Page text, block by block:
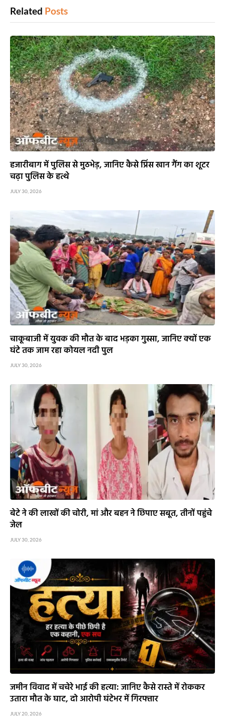
Related Posts
हजारीबाग में पुलिस से मुठभेड़, जानिए कैसे प्रिंस खान गैंग का शूटर
चढ़ा पुलिस के हत्थे
JULY 30, 2026
चाकूबाजी में युवक की मौत के बाद भड़का गुस्सा, जानिए क्यों एक
घंटे तक जाम रहा कोयल नदी पुल
JULY 30, 2026
बेटे ने की लाखों की चोरी, मां और बहन ने छिपाए सबूत, तीनों पहुंचे
जेल
JULY 30, 2026
जमीन विवाद में चचेरे भाई की हत्या: जानिए कैसे रास्ते में रोककर
उतारा मौत के घाट, दो आरोपी घंटेभर में गिरफ्तार
JULY 20, 2026